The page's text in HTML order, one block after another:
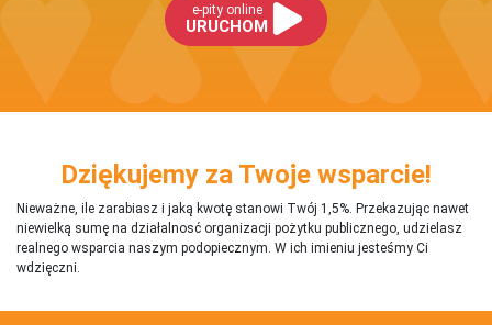
e-pity online
URUCHOM
Dziękujemy za Twoje wsparcie!
Nieważne, ile zarabiasz i jaką kwotę stanowi Twój 1,5%. Przekazując nawet
niewielką sumę na działalnosć organizacji pożytku publicznego, udzielasz
realnego wsparcia naszym podopiecznym. W ich imieniu jesteśmy Ci
wdzięczni.